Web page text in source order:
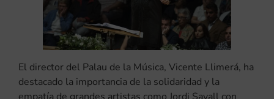
El director del Palau de la Música, Vicente Llimerá, ha
destacado la importancia de la solidaridad y la